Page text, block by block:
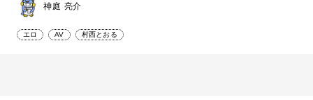
神庭 亮介
エロ AV 村西とおる